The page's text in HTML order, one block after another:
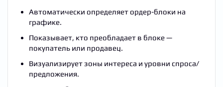
Автоматически определяет ордер-блоки на
графике.
Показывает, кто преобладает в блоке —
покупатель или продавец.
Визуализирует зоны интереса и уровни спроса/
предложения.